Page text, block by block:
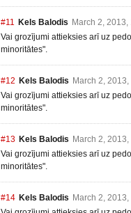
#11 Kels Balodis March 2, 2013,
Vai grozījumi attieksies arī uz
minoritātes".
#12 Kels Balodis March 2,
Vai grozījumi attieksies arī uz
minoritātes".
#13 Kels Balodis March 2,
Vai grozījumi attieksies arī uz
minoritātes".
#14 Kels Balodis March 2,